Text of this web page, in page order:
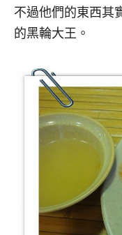
不過他們的東西其
的黑輪大王。